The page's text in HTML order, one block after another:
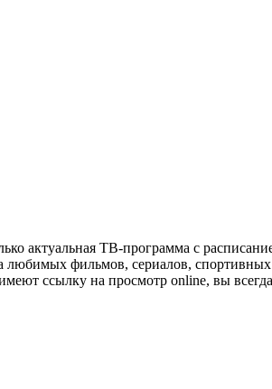
актуальная ТВ-программа с
фильмов, сериалов, спортивных
ссылку на просмотр online, вы всегда